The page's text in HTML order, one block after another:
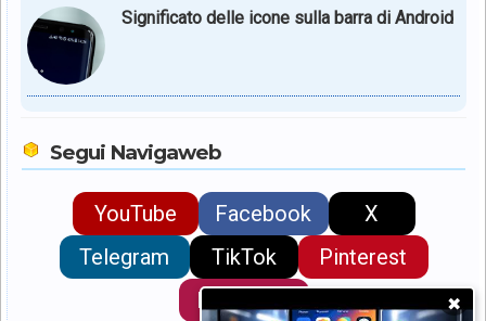
Significato delle icone sulla barra di Android
Segui Navigaweb
YouTube Facebook
X
Telegram
TikTok
Pinterest
Instagram
✖